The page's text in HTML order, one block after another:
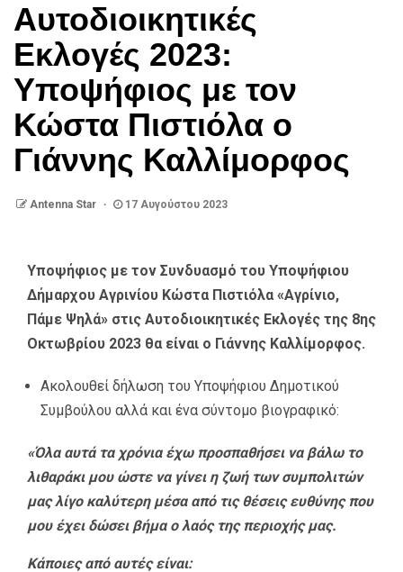
Αυτοδιοικητικές
Εκλογές 2023:
Υποψήφιος με τον
Κώστα Πιστιόλα ο
Γιάννης Καλλίμορφος
Antenna Star 17 Αυγούστου 2023
Υποψήφιος με τον Συνδυασμό του Υποψήφιου
Δήμαρχου Αγρινίου Κώστα Πιστιόλα «Αγρίνιο,
Πάμε Ψηλά» στις Αυτοδιοικητικές Εκλογές της 8ης
Οκτωβρίου 2023 θα είναι ο Γιάννης Καλλίμορφος.
Ακολουθεί δήλωση του Υποψήφιου Δημοτικού
Συμβούλου αλλά και ένα σύντομο βιογραφικό:
«Όλα αυτά τα χρόνια έχω προσπαθήσει να βάλω το
λιθαράκι μου ώστε να γίνει η ζωή των συμπολιτών
μας λίγο καλύτερη μέσα από τις θέσεις ευθύνης που
μου έχει δώσει βήμα ο λαός της περιοχής μας.
Κάποιες από αυτές είναι: